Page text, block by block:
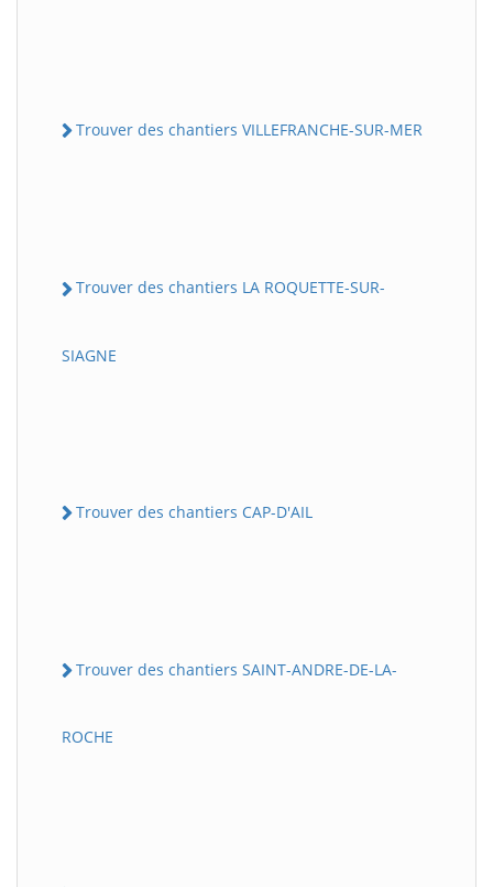
Trouver des chantiers VILLEFRANCHE-SUR-MER
Trouver des chantiers LA ROQUETTE-SUR-
SIAGNE
Trouver des chantiers CAP-D'AIL
Trouver des chantiers SAINT-ANDRE-DE-LA-
ROCHE